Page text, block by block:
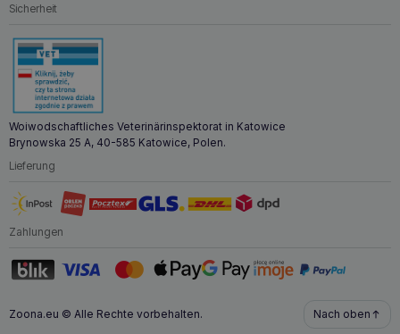
EPA- und DHA-Säuren
unerlässlich. Bei erwachsenen Hunden
die kognitiven Funktionen, die motorischen Fähigkeiten
und die allgemeine Gesundheit.
sich eine Supplementierung mit
positiv auf das Verhalten und die Stimmung von Hunden
auswirkt und ihre Lebensqualität verbessert.
Sicherheit
Woiwodschaftliches Veterinärinspektorat in Katowice
Brynowska 25 A, 40-585 Katowice, Polen.
Lieferung
Zahlungen
Zoona.eu © Alle Rechte vorbehalten. Nach oben